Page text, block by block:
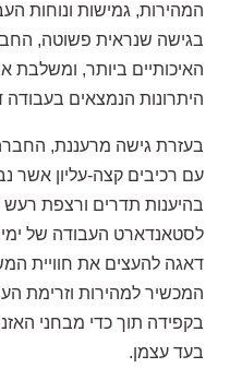
המהירות, גמישות ונוחות
בגישה שנראית פשוטה,
האיכותיים ביותר,
היתרונות הנמצאים בעבודה
בעזרת גישה מרעננת,
עם רכיבים קצה-עליון אשר
בהיענות תדרים ורצפת
לסטאנדארט העבודה של
דאגה להעצים את חוויית
המכשיר למהירות וזרימת
בקפידה תוך כדי מבחני
בעד עצמן.